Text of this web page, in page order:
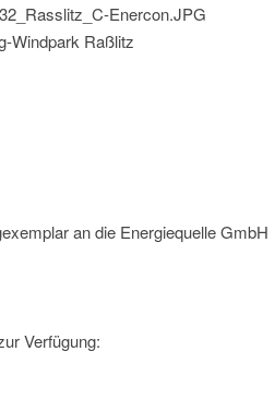
Enercon.JPG
Windpark Raßlitz
an die Energiequelle GmbH
Verfügung: